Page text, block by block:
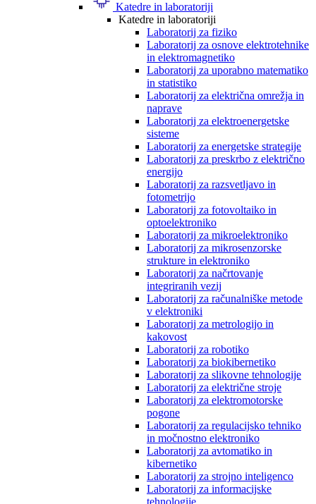
Katedre in laboratoriji
Katedre in laboratoriji
Laboratorij za fiziko
Laboratorij za osnove elektrotehnike
in elektromagnetiko
Laboratorij za uporabno matematiko
in statistiko
Laboratorij za električna omrežja in
naprave
Laboratorij za elektroenergetske
sisteme
Laboratorij za energetske strategije
Laboratorij za preskrbo z električno
energijo
Laboratorij za razsvetljavo in
fotometrijo
Laboratorij za fotovoltaiko in
optoelektroniko
Laboratorij za mikroelektroniko
Laboratorij za mikrosenzorske
strukture in elektroniko
Laboratorij za načrtovanje
integriranih vezij
Laboratorij za računalniške metode
v elektroniki
Laboratorij za metrologijo in
kakovost
Laboratorij za robotiko
Laboratorij za biokibernetiko
Laboratorij za slikovne tehnologije
Laboratorij za električne stroje
Laboratorij za elektromotorske
pogone
Laboratorij za regulacijsko tehniko
in močnostno elektroniko
Laboratorij za avtomatiko in
kibernetiko
Laboratorij za strojno inteligenco
Laboratorij za informacijske
tehnologije